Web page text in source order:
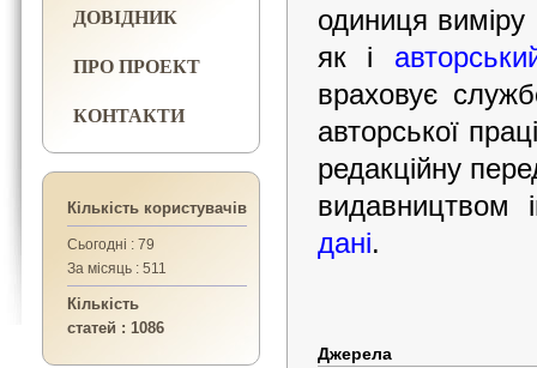
ДОВІДНИК
ПРО ПРОЕКТ
КОНТАКТИ
Кількість користувачів
Сьогодні : 79
За місяць : 511
Кількість
статей : 1086
одиниця виміру
як і
враховує
авторської
редакційну
видавництвом
дані.
Джерела